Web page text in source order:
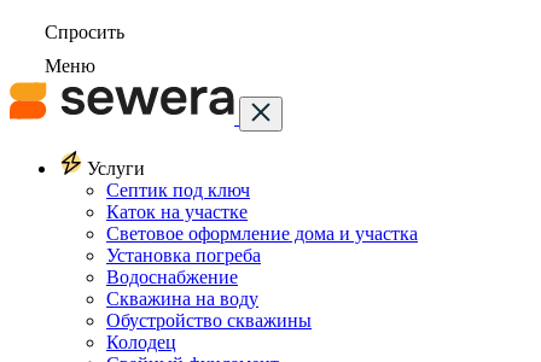
Спросить
Меню
Услуги
Септик под ключ
Каток на участке
Световое оформление дома и участка
Установка погреба
Водоснабжение
Скважина на воду
Обустройство скважины
Колодец